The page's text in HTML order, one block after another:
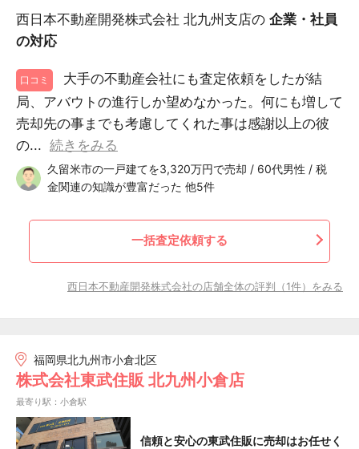
西日本不動産開発株式会社 北九州支店の 企業・社員
の対応
口コミ
大手の不動産会社にも査定依頼をしたが結
局、アバウトの進行しか望めなかった。何にも増して
売却先の事までも考慮してくれた事は感謝以上の彼
の... 続きをみる
久留米市の一戸建てを3,320万円で売却 / 60代男性 / 税
金関連の知識が豊富だった 他5件
一括査定依頼する
西日本不動産開発株式会社の店舗全体の評判（1件）をみる
福岡県北九州市小倉北区
株式会社東武住販 北九州小倉店
最寄り駅：小倉駅
信頼と安心の東武住販に売却はお任せく